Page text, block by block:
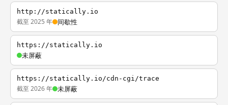
http://statically.io
截至 2025 年 间歇性
https://statically.io
未屏蔽
https://statically.io/cdn-cgi/trace
截至 2026 年 未屏蔽